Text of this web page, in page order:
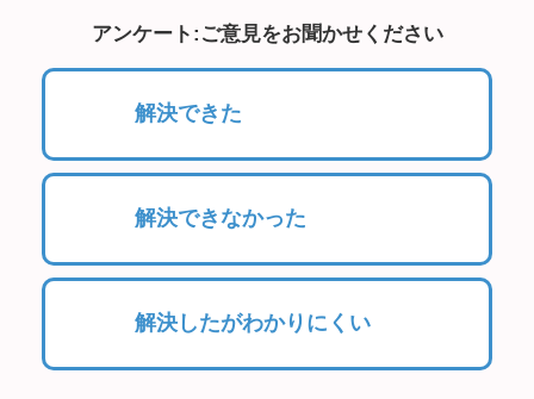
アンケート:ご意見をお聞かせください
解決できた
解決できなかった
解決したがわかりにくい